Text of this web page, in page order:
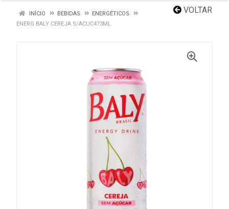
VOLTAR
INÍCIO BEBIDAS
ENERGÉTICOS
ENERG BALY CEREJA S/ACUC473ML